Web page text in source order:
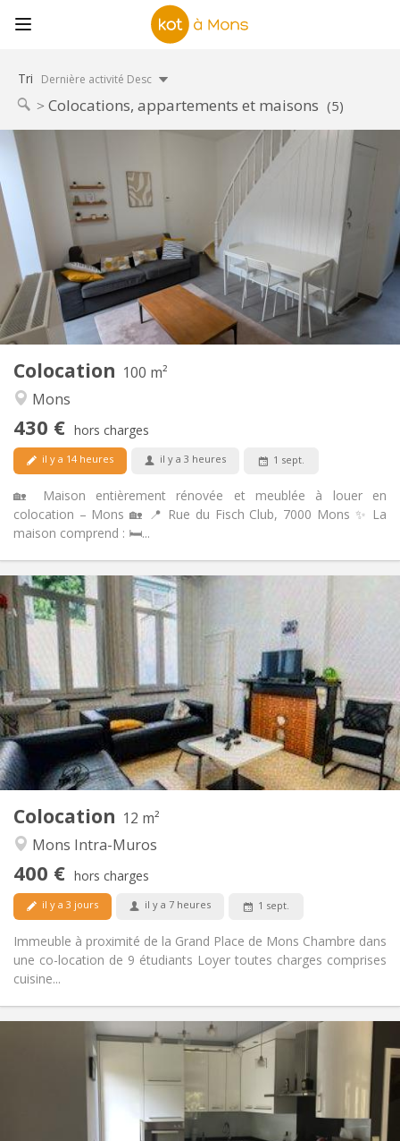
Tri Dernière activité Desc
Colocations, appartements et maisons (5)
Colocation 100 m²
Mons
430 € hors charges
il y a 14 heures il y a 3 heures 1 sept.
🏡 Maison entièrement rénovée et meublée à louer en
colocation – Mons 🏡 📍 Rue du Fisch Club, 7000 Mons ✨ La
maison comprend : 🛏️...
Infos Pratiques
Loyer:
430 €
Charges:
Durée:
12 mois
Domiciliation:
Aménagement
Salle de bain:
Commune
Cuisine:
Commune
Superficie:
100 m
2
Pièces privées:
1
Animaux de compagnie:
Non
Colocation 12 m²
Mons Intra-Muros
400 € hors charges
il y a 3 jours il y a 7 heures 1 sept.
Immeuble à proximité de la Grand Place de Mons Chambre dans
une co-location de 9 étudiants Loyer toutes charges comprises
cuisine...
400 €
Charges:
50 €
11 mois
Domiciliation:
Non
Aménagement
Salle de bain:
Commune
Cuisine:
Commune
Superficie:
12 m
2
Pièces privées:
1
Infos Pratiques
Loyer:
Charges:
110 €
Durée:
12 mois
Domiciliation: